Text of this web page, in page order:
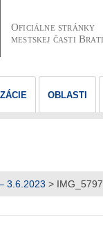
Oficiálne stránky
mestskej časti
OBLASTI
3.6.2023 > IMG_5797